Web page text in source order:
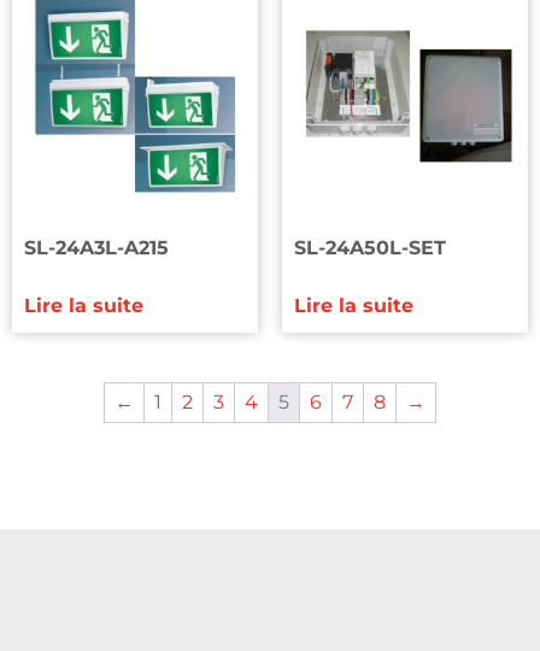
SL-24A3L-A215
Lire la suite
SL-24A50L-SET
Lire la suite
← 1 2 3 4 5 6 7 8 →